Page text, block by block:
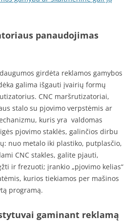
panaudojimas
girdėta reklamos gamybos
galima išgauti įvairių formų
CNC maršrutizatoriai,
stalo su pjovimo verpstėmis ar
kuris yra valdomas
pjovimo staklės, galinčios dirbu
nuo metalo iki plastiko, putplasčio,
CNC stakles, galite pjauti,
ir frezuoti; įrankio „pjovimo kelias“
kurios tiekiamos per mašinos
programą.
gaminant reklamą